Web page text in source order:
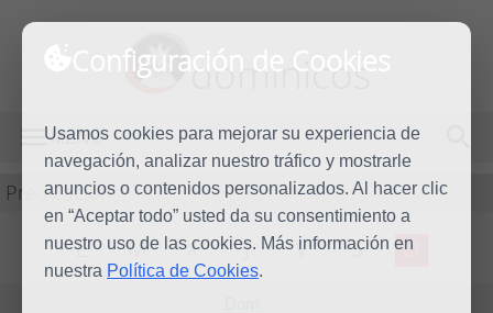
Configuración de Cookies
Usamos cookies para mejorar su experiencia de
navegación, analizar nuestro tráfico y mostrarle
anuncios o contenidos personalizados. Al hacer clic
en “Aceptar todo” usted da su consentimiento a
nuestro uso de las cookies. Más información en
nuestra Política de Cookies.
dominicos
MENÚ
Predicación
L M X J V S D